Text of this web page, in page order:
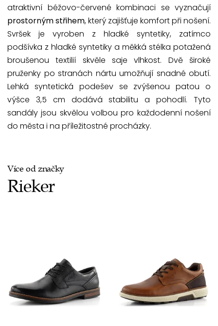
atraktivní béžovo-červené kombinaci se vyznačují
prostorným střihem, který zajišťuje komfort při nošení.
Svršek je vyroben z hladké syntetiky, zatímco
podšívka z hladké syntetiky a měkká stélka potažená
broušenou textilií skvěle saje vlhkost. Dvě široké
pruženky po stranách nártu umožňují snadné obutí.
Lehká syntetická podešev se zvýšenou patou o
výšce 3,5 cm dodává stabilitu a pohodlí. Tyto
sandály jsou skvělou volbou pro každodenní nošení
do města i na příležitostné procházky.
Více od značky
Rieker